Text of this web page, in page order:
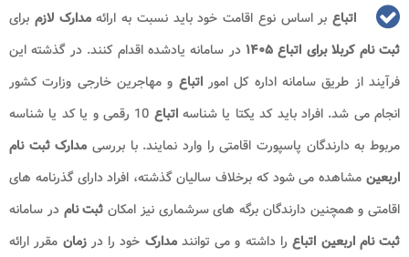
اتباع بر اساس نوع اقامت خود باید نسبت به ارائهمدارک لازم برای
ثبت نام کربلا برای اتباع ۱۴۰۵​
در سامانه یادشده اقدام کنند. در گذشته این
فرآیند از طریق سامانه اداره کل اموراتباع و مهاجرین خارجی وزارت کشور
انجام می شد. افراد باید کد یکتا یا شناسهاتباع
10 رقمی و یا کد یا شناسه
مربوط به دارندگان پاسپورت اقامتی را وارد نمایند. با بررسی مدارک ثبت نام
اربعین مشاهده می شود که برخلاف سالیان گذشته، افراد دارای گذرنامه های
اقامتی و همچنین دارندگان برگه های سرشماری نیز امکان ثبت نام در سامانه
ثبت نام اربعین اتباعرا داشته و می توانندمدارک خود را درزمان مقرر ارائه